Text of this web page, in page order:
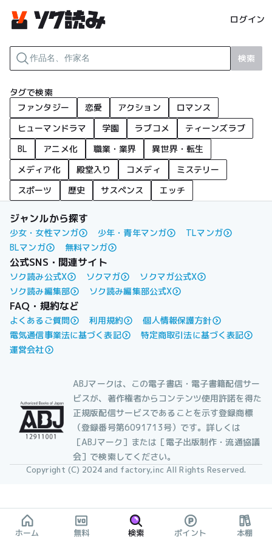
ログイン
検索
タグで検索
ファンタジー
恋愛 アクション
ロマンス
ヒューマンドラマ
学園 ラブコメ
ティーンズラブ
BL
アニメ化 職業・業界
異世界・転生
メディア化
殿堂入り コメディ
ミステリー
スポーツ
歴史 サスペンス エッチ
ジャンルから探す
少女・女性マンガ 少年・青年マンガ
TLマンガ
BLマンガ
無料マンガ
公式SNS・関連サイト
ソク読み公式X ソクマガ
ソクマガ公式X
ソク読み編集部
ソク読み編集部公式X
FAQ・規約など
よくあるご質問 利用規約
個人情報保護方針
電気通信事業法に基づく表記
特定商取引法に基づく表記
運営会社
ABJマークは、この電子書店・電子書籍配信サー
ビスが、著作権者からコンテンツ使用許諾を得た
正規版配信サービスであることを示す登録商標
（登録番号第6091713号）です。詳しくは
［ABJマーク］または［電子出版制作・流通協議
会］で検索してください。
Copyright (C) 2024 and factory,inc All Rights Reserved.
ホーム 無料 検索 ポイント 本棚